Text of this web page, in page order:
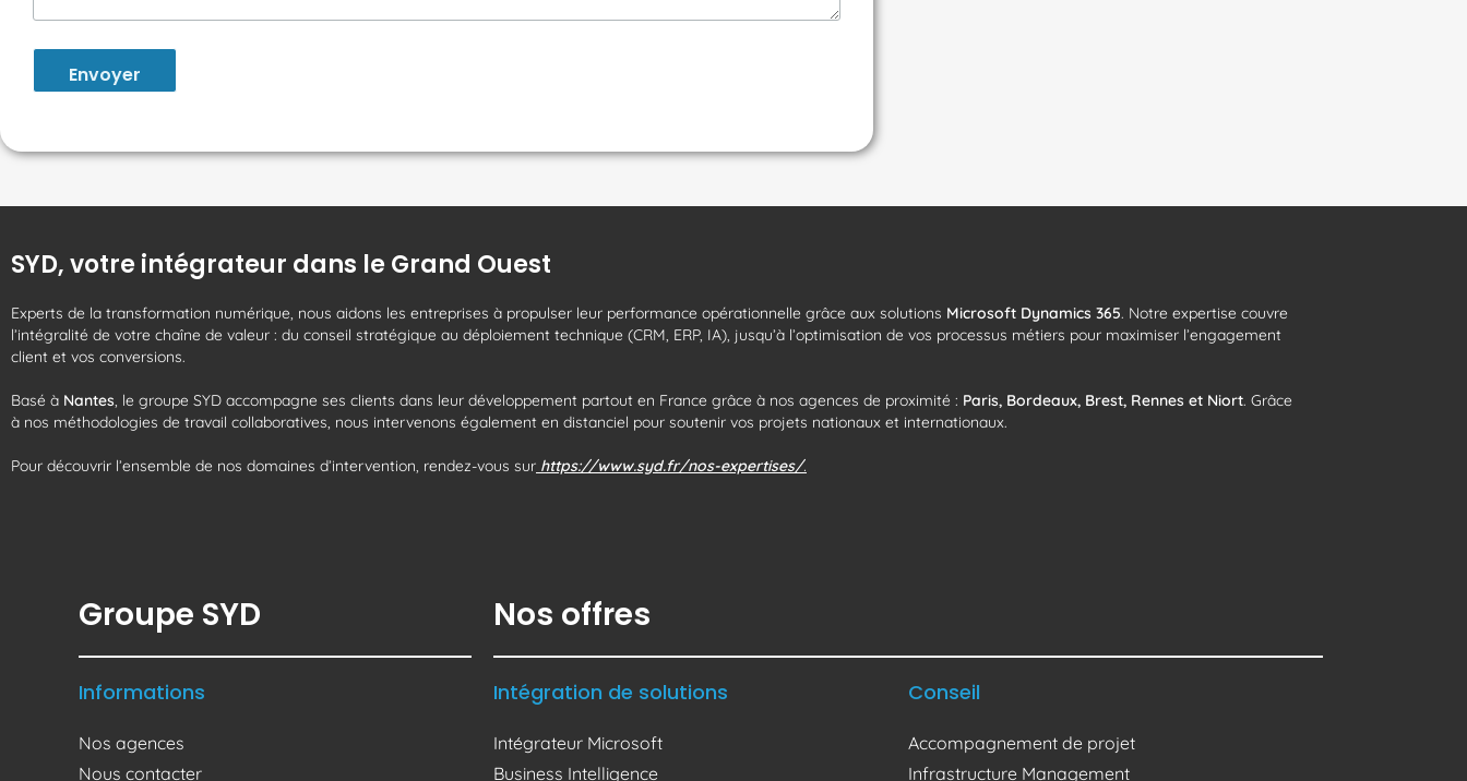
Envoyer
SYD, votre intégrateur dans le Grand Ouest
Experts de la transformation numérique, nous aidons les entreprises à propulser leur performance opérationnelle grâce aux solutions Microsoft Dynamics 365. Notre expertise couvre
l’intégralité de votre chaîne de valeur : du conseil stratégique au déploiement technique (CRM, ERP, IA), jusqu’à l’optimisation de vos processus métiers pour maximiser l’engagement
client et vos conversions.
Basé à Nantes, le groupe SYD accompagne ses clients dans leur développement partout en France grâce à nos agences de proximité : Paris, Bordeaux, Brest, Rennes et Niort. Grâce
à nos méthodologies de travail collaboratives, nous intervenons également en distanciel pour soutenir vos projets nationaux et internationaux.
Pour découvrir l’ensemble de nos domaines d’intervention, rendez-vous sur https://www.syd.fr/nos-expertises/.
Groupe SYD Nos offres
Informations
Nos agences
Nous contacter
Intégration de solutions
Intégrateur Microsoft
Business Intelligence
Conseil
Accompagnement de projet
Infrastructure Management